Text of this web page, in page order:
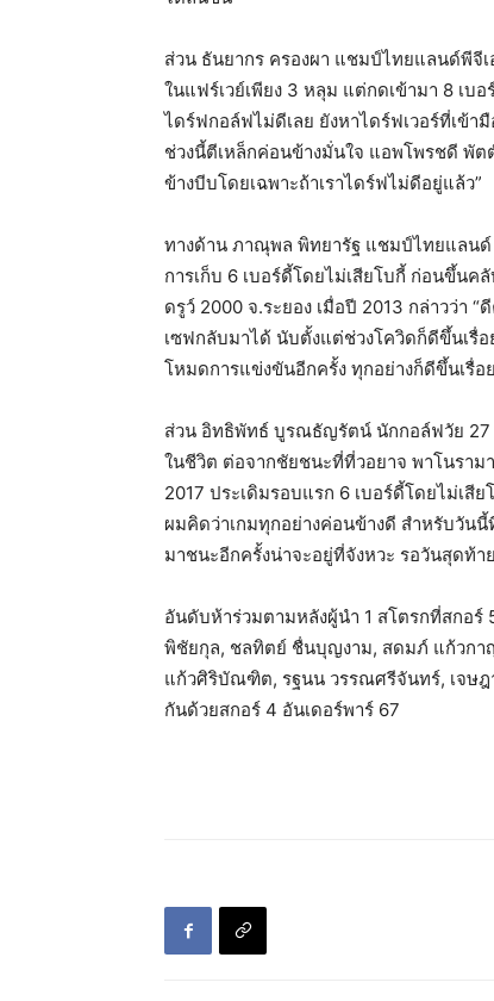
ส่วน ธันยากร ครองผา แชมป์ไทยแลนด์พีจี
ในแฟร์เวย์เพียง 3 หลุม แต่กดเข้ามา 8 เบ
ไดร์ฟกอล์ฟไม่ดีเลย ยังหาไดร์ฟเวอร์ที่เข้
ช่วงนี้ตีเหล็กค่อนข้างมั่นใจ แอพโพรชดี พั
ข้างบีบโดยเฉพาะถ้าเราไดร์ฟไม่ดีอยู่แล้ว”
ทางด้าน ภาณุพล พิทยารัฐ แชมป์ไทยแลนด์
การเก็บ 6 เบอร์ดี้โดยไม่เสียโบกี้ ก่อนขึ้น
ดรูว์ 2000 จ.ระยอง เมื่อปี 2013 กล่าวว่า
เซฟกลับมาได้ นับตั้งแต่ช่วงโควิดก็ดีขึ้นเรื่
โหมดการแข่งขันอีกครั้ง ทุกอย่างก็ดีขึ้นเรื่อ
ส่วน อิทธิพัทธ์ บูรณธัญรัตน์ นักกอล์ฟวัย 27
ในชีวิต ต่อจากชัยชนะที่ที่วอยาจ พาโนราม
2017 ประเดิมรอบแรก 6 เบอร์ดี้โดยไม่เสี
ผมคิดว่าเกมทุกอย่างค่อนข้างดี สำหรับวัน
มาชนะอีกครั้งน่าจะอยู่ที่จังหวะ รอวันสุดท้า
อันดับห้าร่วมตามหลังผู้นำ 1 สโตรกที่สกอร์
พิชัยกุล, ชลทิตย์ ชื่นบุญงาม, สดมภ์ แก้วก
แก้วศิริบัณฑิต, รฐนน วรรณศรีจันทร์, เจษ
กันด้วยสกอร์ 4 อันเดอร์พาร์ 67